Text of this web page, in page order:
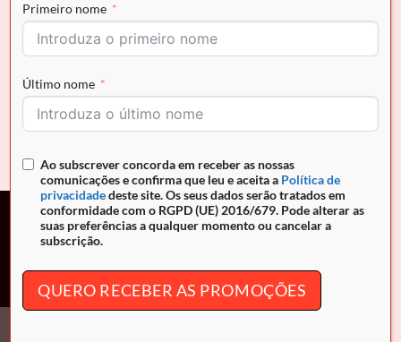
PROMOÇÕES
Mala Mão Rufel
169.99 O
preço
era:
€169.99.
€135.99O
preço
€135.99.
Campanha promocional. Descontos entre 10% e 30% nos
produtos assinalados, de 10 de Julho de 2026 até às 24h00
(Portugal continental) de 30 de Setembro de 2026.
Primeiro nome
Último nome
Ao subscrever concorda em receber as nossas
comunicações e confirma que leu e aceita a Política de
privacidadedeste site. Os seus dados serão tratados em
conformidade com o RGPD (UE) 2016/679. Pode alterar as
suas preferências a qualquer momento ou cancelar a
subscrição.
QUERO RECEBER AS PROMOÇÕES